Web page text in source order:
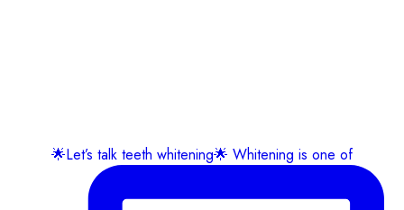
🌟Let’s talk teeth whitening🌟 Whitening is one of